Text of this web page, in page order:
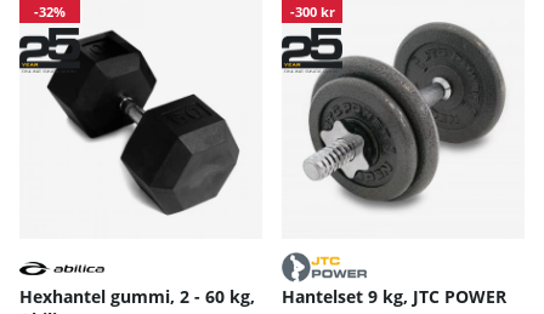
-32%
Hexhantel gummi, 2 - 60 kg,
-300 kr
Hantelset 9 kg, JTC POWER